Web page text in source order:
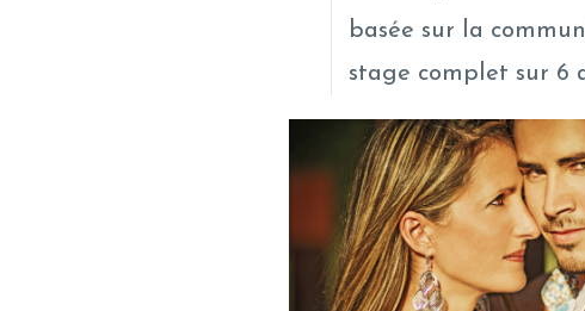
basée sur la
stage complet sur 6